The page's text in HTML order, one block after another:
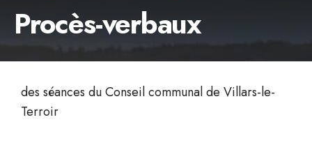
Procès-verbaux
des séances du Conseil communal de Villars-le-
Terroir